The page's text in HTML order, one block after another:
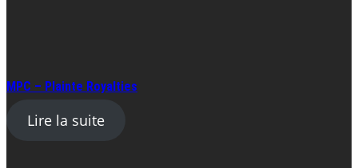
MPC – Plainte Royalties
Lire la suite